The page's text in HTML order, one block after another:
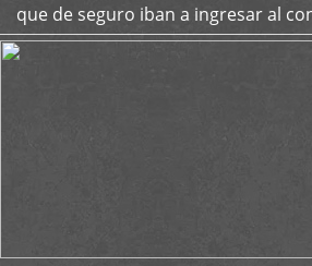
que de seguro iban a ingresar al